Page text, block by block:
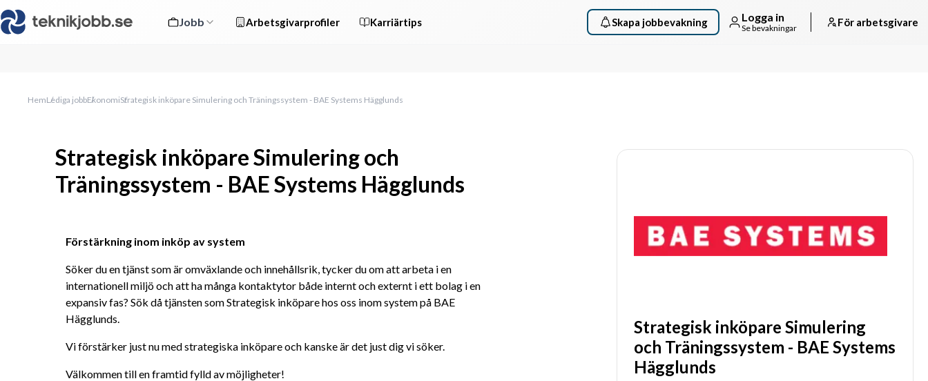
Jobb Arbetsgivarprofiler Karriärtips Skapa jobbevakning Logga in
Se bevakningar För arbetsgivare
HemLediga jobbEkonomiStrategisk inköpare Simulering och Träningssystem - BAE Systems Hägglunds
Strategisk inköpare Simulering och
Träningssystem - BAE Systems Hägglunds
Förstärkning inom inköp av system
Söker du en tjänst som är omväxlande och innehållsrik, tycker du om att arbeta i en
internationell miljö och att ha många kontaktytor både internt och externt i ett bolag i en
expansiv fas? Sök då tjänsten som Strategisk inköpare hos oss inom system på BAE
Hägglunds.
Vi förstärker just nu med strategiska inköpare och kanske är det just dig vi söker.
Välkommen till en framtid fylld av möjligheter!
Strategisk inköpare Simulering
och Träningssystem - BAE Systems
Hägglunds